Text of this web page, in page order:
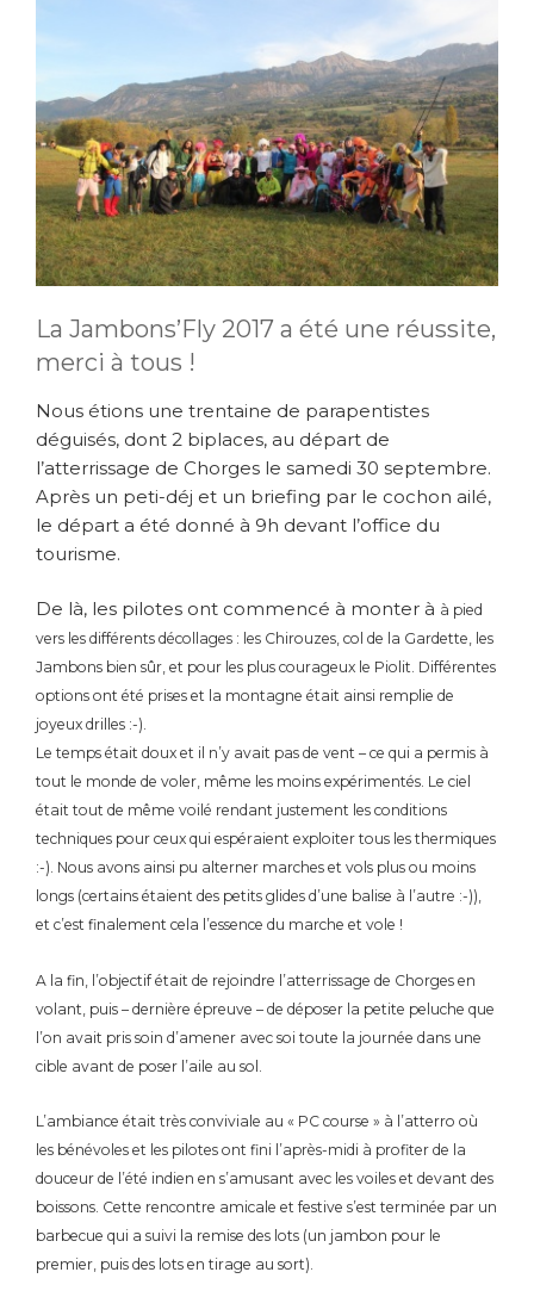
La Jambons’Fly 2017 a été une réussite,
merci à tous !
Nous étions une trentaine de parapentistes
déguisés, dont 2 biplaces, au départ de
l’atterrissage de Chorges le samedi 30 septembre.
Après un peti-déj et un briefing par le cochon ailé,
le départ a été donné à 9h devant l’office du
tourisme.
De là, les pilotes ont commencé à monter à à pied
vers les différents décollages : les Chirouzes, col de la Gardette, les
Jambons bien sûr, et pour les plus courageux le Piolit. Différentes
options ont été prises et la montagne était ainsi remplie de
joyeux drilles :-).
Le temps était doux et il n’y avait pas de vent – ce qui a permis à
tout le monde de voler, même les moins expérimentés. Le ciel
était tout de même voilé rendant justement les conditions
techniques pour ceux qui espéraient exploiter tous les thermiques
:-). Nous avons ainsi pu alterner marches et vols plus ou moins
longs (certains étaient des petits glides d’une balise à l’autre :-)),
et c’est finalement cela l’essence du marche et vole !
A la fin, l’objectif était de rejoindre l’atterrissage de Chorges en
volant, puis – dernière épreuve – de déposer la petite peluche que
l’on avait pris soin d’amener avec soi toute la journée dans une
cible avant de poser l’aile au sol.
L’ambiance était très conviviale au « PC course » à l’atterro où
les bénévoles et les pilotes ont fini l’après-midi à profiter de la
douceur de l’été indien en s’amusant avec les voiles et devant des
boissons. Cette rencontre amicale et festive s’est terminée par un
barbecue qui a suivi la remise des lots (un jambon pour le
premier, puis des lots en tirage au sort).